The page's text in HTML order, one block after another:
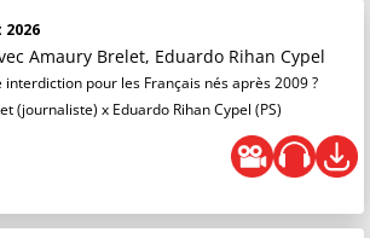
Amaury Brelet, Eduardo Rihan Cypel
pour les Français nés après 2009 ?
(journaliste) x Eduardo Rihan Cypel (PS)